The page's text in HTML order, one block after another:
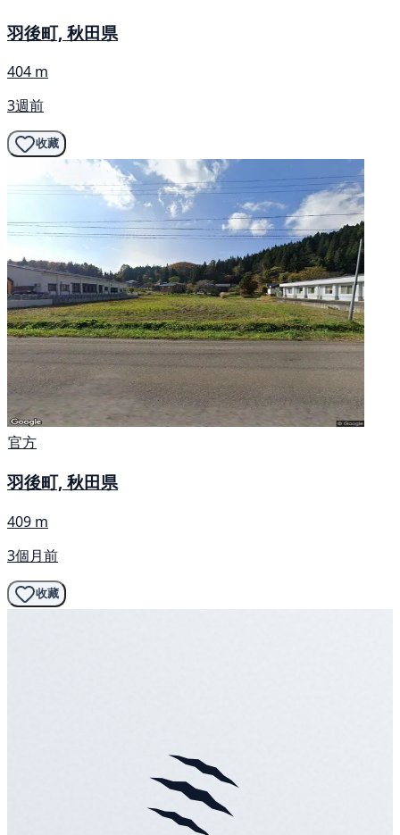
羽後町, 秋田県
404 m
3週前
收藏
官方
羽後町, 秋田県
409 m
3個月前
收藏